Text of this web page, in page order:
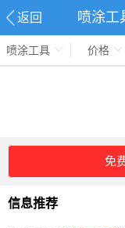
返回 喷涂工
喷涂工具 价格
免
信息推荐